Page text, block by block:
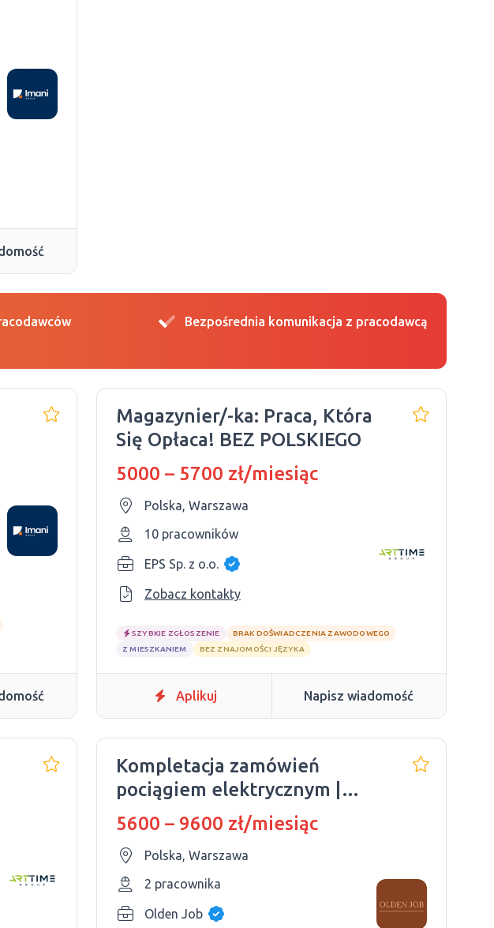
Bezpośrednia komunikacja z pracodawcą
Magazynier/-ka: Praca, Która
Się Opłaca! BEZ POLSKIEGO
5000 – 5700 zł/miesiąc
Polska, Warszawa
10 pracowników
EPS Sp. z o.o.
Zobacz kontakty
SZYBKIE ZGŁOSZENIE
BRAK DOŚWIADCZENIA ZAWODOWEGO
Z MIESZKANIEM
BEZ ZNAJOMOŚCI JĘZYKA
Aplikuj Napisz wiadomość
Kompletacja zamówień
pociągiem elektrycznym |
Doświadczony
5600 – 9600 zł/miesiąc
Polska, Warszawa
2 pracownika
Olden Job